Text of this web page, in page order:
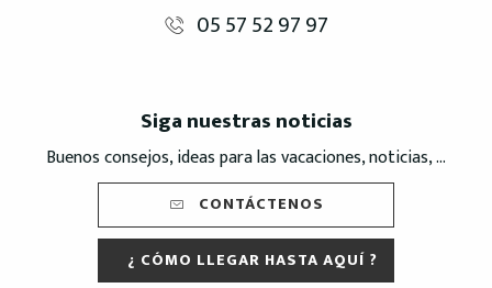
05 57 52 97 97
Siga nuestras noticias
Buenos consejos, ideas para las vacaciones, noticias, ...
CONTÁCTENOS
¿ CÓMO LLEGAR HASTA AQUÍ ?